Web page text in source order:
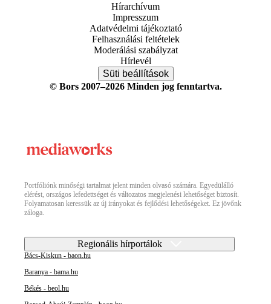
Hírarchívum
Impresszum
Adatvédelmi tájékoztató
Felhasználási feltételek
Moderálási szabályzat
Hírlevél
Süti beállítások
© Bors 2007–2026 Minden jog fenntartva.
Portfóliónk minőségi tartalmat jelent minden olvasó számára. Egyedülálló
elérést, országos lefedettséget és változatos megjelenési lehetőséget biztosít.
Folyamatosan keressük az új irányokat és fejlődési lehetőségeket. Ez jövőnk
záloga.
Regionális hírportálok
Bács-Kiskun - baon.hu
Baranya - bama.hu
Békés - beol.hu